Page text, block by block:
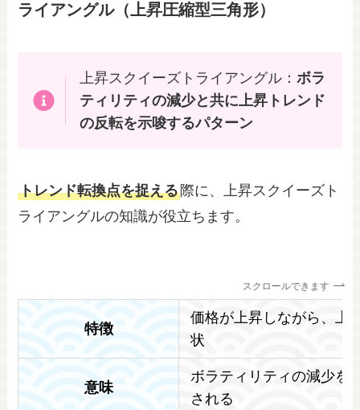
ライアングル（上昇圧縮型三角形）
上昇スクイーズトライアングル： ボラ
ティリティの減少と共に上昇トレンド
の反転を示唆するパターン
トレンド転換点を捉える際に、上昇スクイーズト
ライアングルの知識が役立ちます。
スクロールできます
特徴
価格が上昇しながら、上
状
意味
ボラティリティの減少を
される